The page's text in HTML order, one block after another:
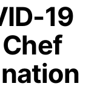
19
nation